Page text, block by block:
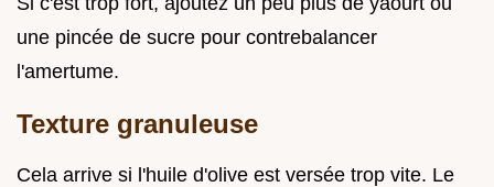
une pincée de sucre pour contrebalancer
l'amertume.
Texture granuleuse
Cela arrive si l'huile d'olive est versée trop vite. Le